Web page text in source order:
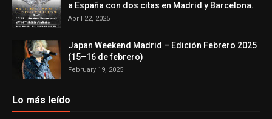
a España con dos citas en Madrid y Barcelona.
April 22, 2025
Japan Weekend Madrid – Edición Febrero 2025
(15–16 de febrero)
February 19, 2025
Lo más leído